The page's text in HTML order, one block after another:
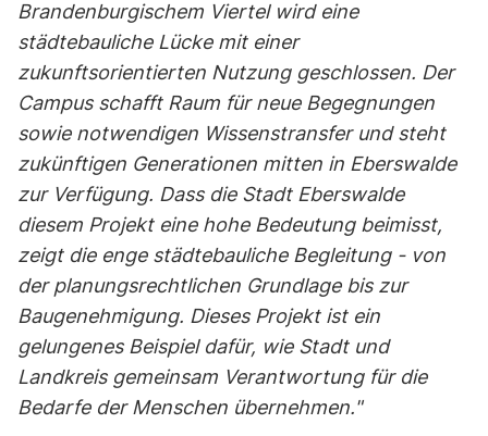
Brandenburgischem Viertel wird eine
städtebauliche Lücke mit einer
zukunftsorientierten Nutzung geschlossen. Der
Campus schafft Raum für neue Begegnungen
sowie notwendigen Wissenstransfer und steht
zukünftigen Generationen mitten in Eberswalde
zur Verfügung. Dass die Stadt Eberswalde
diesem Projekt eine hohe Bedeutung beimisst,
zeigt die enge städtebauliche Begleitung - von
der planungsrechtlichen Grundlage bis zur
Baugenehmigung. Dieses Projekt ist ein
gelungenes Beispiel dafür, wie Stadt und
Landkreis gemeinsam Verantwortung für die
Bedarfe der Menschen übernehmen."